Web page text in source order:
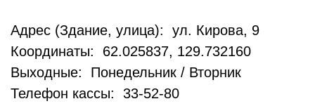
Адрес (Здание, улица): ул. Кирова, 9
Координаты: 62.025837, 129.732160
Выходные: Понедельник / Вторник
Телефон кассы: 33-52-80